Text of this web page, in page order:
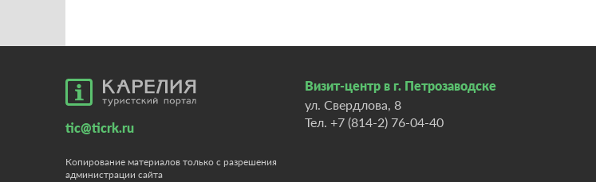
tic@ticrk.ru
Копирование материалов только с разрешения
администрации сайта
Визит-центр в г. Петрозаводске
ул. Свердлова, 8
Тел. +7 (814-2) 76-04-40